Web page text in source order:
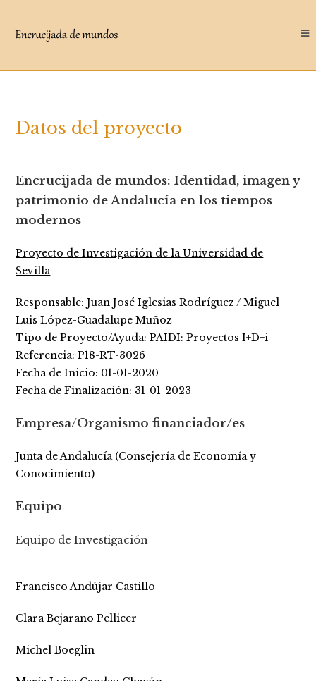
contenido
Datos del proyecto
Encrucijada de mundos: Identidad, imagen y
patrimonio de Andalucía en los tiempos
modernos
Proyecto de Investigación de la Universidad de
Sevilla
Responsable: Juan José Iglesias Rodríguez / Miguel
Luis López-Guadalupe Muñoz
Tipo de Proyecto/Ayuda: PAIDI: Proyectos I+D+i
Referencia: P18-RT-3026
Fecha de Inicio: 01-01-2020
Fecha de Finalización: 31-01-2023
Empresa/Organismo financiador/es
Junta de Andalucía (Consejería de Economía y
Conocimiento)
Equipo
Equipo de Investigación
Francisco Andújar Castillo
Clara Bejarano Pellicer
Michel Boeglin